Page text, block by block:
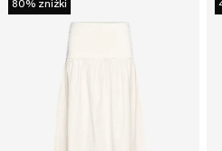
80% zniżki